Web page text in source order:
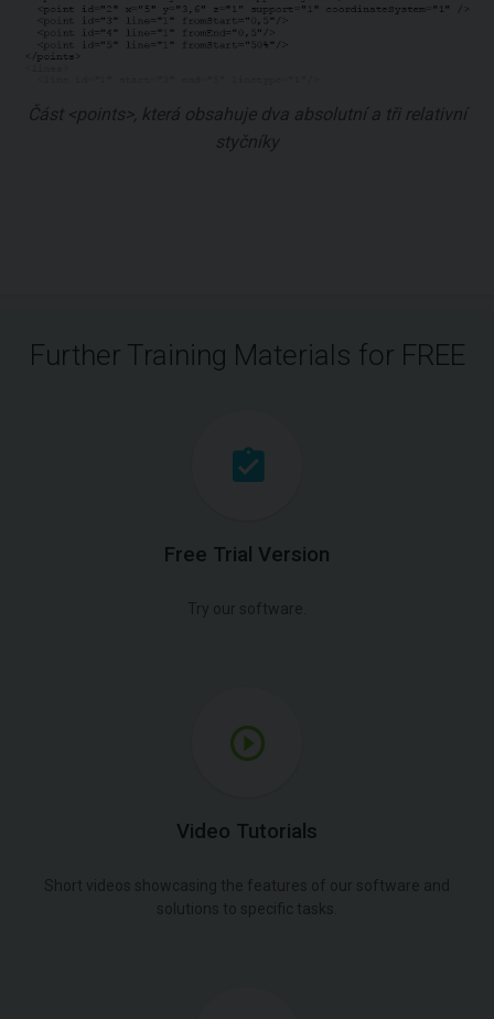
Část <points>, která obsahuje dva absolutní a tři relativní
styčníky
Further Training Materials for FREE
Free Trial Version
Try our software.
Video Tutorials
Short videos showcasing the features of our software and
solutions to specific tasks.